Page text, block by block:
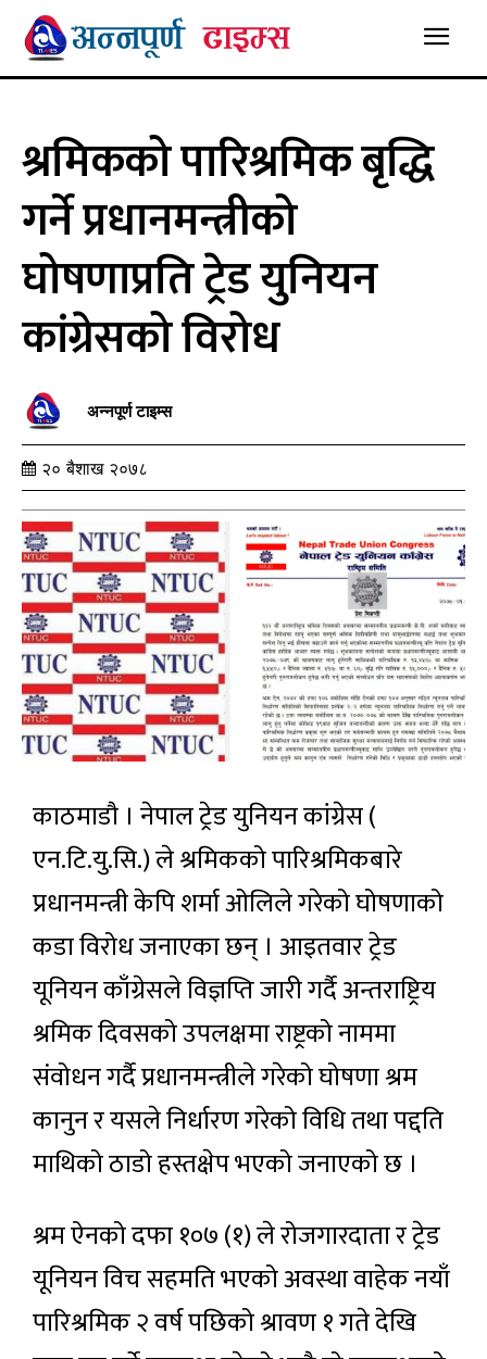
श्रमिकको पारिश्रमिक बृद्धि
गर्ने प्रधानमन्त्रीको
घोषणाप्रति ट्रेड युनियन
कांग्रेसको विरोध
अन्नपूर्ण टाइम्स
२० बैशाख २०७८
काठमाडौ । नेपाल ट्रेड युनियन कांग्रेस (
एन.टि.यु.सि.) ले श्रमिकको पारिश्रमिकबारे
प्रधानमन्त्री केपि शर्मा ओलिले गरेको घोषणाको
कडा विरोध जनाएका छन् । आइतवार ट्रेड
यूनियन काँग्रेसले विज्ञप्ति जारी गर्दै अन्तराष्ट्रिय
श्रमिक दिवसको उपलक्षमा राष्ट्रको नाममा
संवोधन गर्दै प्रधानमन्त्रीले गरेको घोषणा श्रम
कानुन र यसले निर्धारण गरेको विधि तथा पद्दति
माथिको ठाडो हस्तक्षेप भएको जनाएको छ ।
श्रम ऐनको दफा १०७ (१) ले रोजगारदाता र ट्रेड
यूनियन विच सहमति भएको अवस्था वाहेक नयाँ
पारिश्रमिक २ वर्ष पछिको श्रावण १ गते देखि